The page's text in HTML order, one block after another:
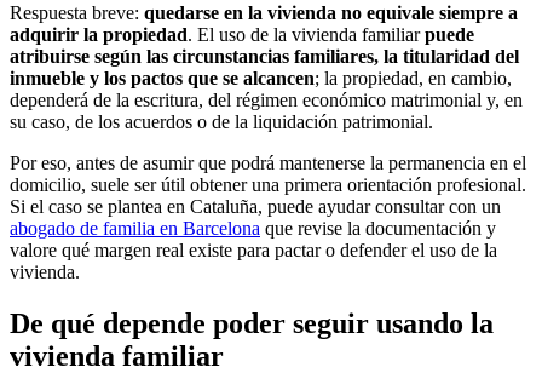
Respuesta breve: quedarse en la vivienda no equivale siempre a
adquirir la propiedad. El uso de la vivienda familiarpuede
atribuirse según las circunstancias familiares, la titularidad del
inmueble y los pactos que se alcancen; la propiedad, en cambio,
dependerá de la escritura, del régimen económico matrimonial y, en
su caso, de los acuerdos o de la liquidación patrimonial.
Por eso, antes de asumir que podrá mantenerse la permanencia en el
domicilio, suele ser útil obtener una primera orientación profesional.
Si el caso se plantea en Cataluña, puede ayudar consultar con un
abogado de familia en Barcelona que revise la documentación y
valore qué margen real existe para pactar o defender el uso de la
vivienda.
De qué depende poder seguir usando la
vivienda familiar